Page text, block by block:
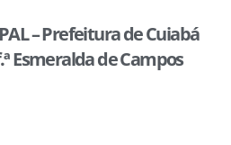
– Prefeitura de Cuiabá
Esmeralda de Campos